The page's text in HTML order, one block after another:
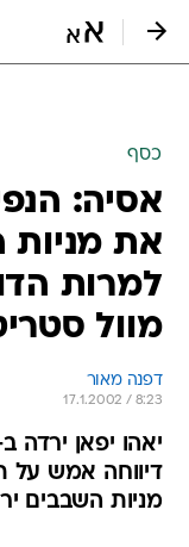
כסף
אסיה:
את מניות
למרות
מוול
דפנה מאור
17.1.2002 / 8:23
דיווחה אמש על
מניות השבבים